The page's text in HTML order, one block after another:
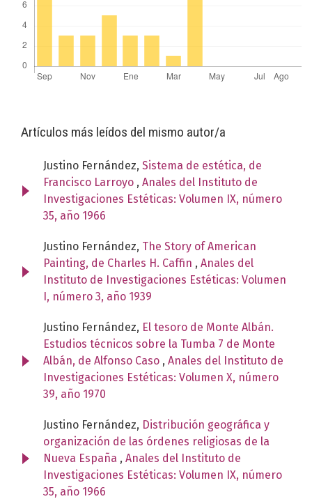
Artículos más leídos del mismo autor/a
Justino Fernández, Sistema de estética, de
Francisco Larroyo , Anales del Instituto de
Investigaciones Estéticas: Volumen IX, número
35, año 1966
Justino Fernández, The Story of American
Painting, de Charles H. Caffin , Anales del
Instituto de Investigaciones Estéticas: Volumen
I, número 3, año 1939
Justino Fernández, El tesoro de Monte Albán.
Estudios técnicos sobre la Tumba 7 de Monte
Albán, de Alfonso Caso , Anales del Instituto de
Investigaciones Estéticas: Volumen X, número
39, año 1970
Justino Fernández, Distribución geográfica y
organización de las órdenes religiosas de la
Nueva España , Anales del Instituto de
Investigaciones Estéticas: Volumen IX, número
35, año 1966